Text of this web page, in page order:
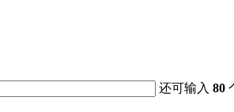
还可输入80